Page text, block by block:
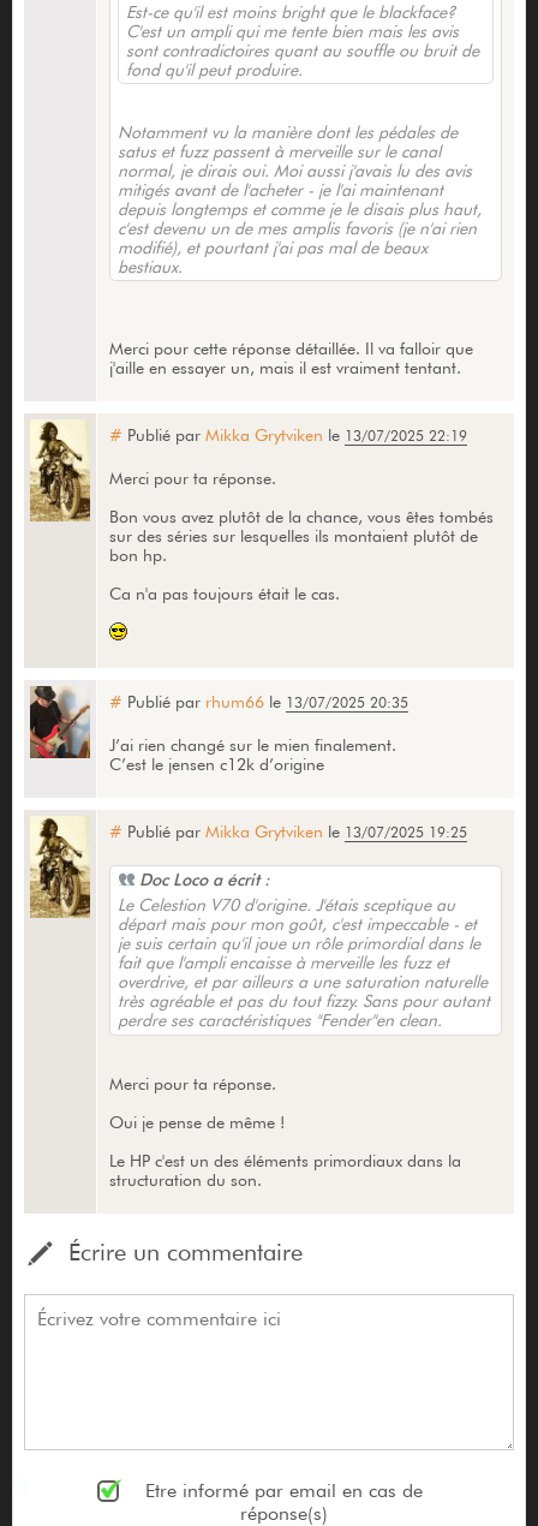
Est-ce qu'il est moins bright que le blackface?
C'est un ampli qui me tente bien mais les avis
sont contradictoires quant au souffle ou bruit de
fond qu'il peut produire.
Notamment vu la manière dont les pédales de
satus et fuzz passent à merveille sur le canal
normal, je dirais oui. Moi aussi j'avais lu des avis
mitigés avant de l'acheter - je l'ai maintenant
depuis longtemps et comme je le disais plus haut,
c'est devenu un de mes amplis favoris (je n'ai rien
modifié), et pourtant j'ai pas mal de beaux
bestiaux.
Merci pour cette réponse détaillée. Il va falloir que
j'aille en essayer un, mais il est vraiment tentant.
# Publié par Mikka Grytviken le 13/07/2025 22:19
Merci pour ta réponse.
Bon vous avez plutôt de la chance, vous êtes tombés
sur des séries sur lesquelles ils montaient plutôt de
bon hp.
Ca n'a pas toujours était le cas.
# Publié par rhum66le 13/07/2025 20:35
J’ai rien changé sur le mien finalement.
C’est le jensen c12k d’origine
# Publié par Mikka Grytviken le 13/07/2025 19:25
Doc Loco a écrit :
Le Celestion V70 d'origine. J'étais sceptique au
départ mais pour mon goût, c'est impeccable - et
je suis certain qu'il joue un rôle primordial dans le
fait que l'ampli encaisse à merveille les fuzz et
overdrive, et par ailleurs a une saturation naturelle
très agréable et pas du tout fizzy. Sans pour autant
perdre ses caractéristiques "Fender"en clean.
Merci pour ta réponse.
Oui je pense de même !
Le HP c'est un des éléments primordiaux dans la
structuration du son.
Écrire un commentaire
Etre informé par email en cas de
réponse(s)